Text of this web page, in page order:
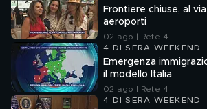
Frontiere chiuse, al
aeroporti
02 ago | Rete 4
4 DI SERA WEEKEND
Emergenza
il modello Italia
02 ago | Rete 4
4 DI SERA WEEKEND